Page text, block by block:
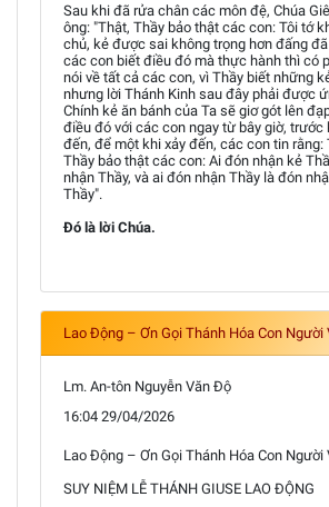
Sau khi đã rửa chân các môn đệ, Chúa
ông: "Thật, Thầy bảo thật các con: Tôi tớ
chủ, kẻ được sai không trọng hơn đấng
các con biết điều đó mà thực hành thì có
nói về tất cả các con, vì Thầy biết những
nhưng lời Thánh Kinh sau đây phải được
Chính kẻ ăn bánh của Ta sẽ giơ gót lên
điều đó với các con ngay từ bây giờ, trước
đến, để một khi xảy đến, các con tin rằng:
Thầy bảo thật các con: Ai đón nhận kẻ
nhận Thầy, và ai đón nhận Thầy là đón
Thầy".
Đó là lời Chúa.
Lao Động – Ơn Gọi Thánh Hóa Con Người
Lm. An-tôn Nguyễn Văn Độ
16:04 29/04/2026
Lao Động – Ơn Gọi Thánh Hóa Con Người
SUY NIỆM LỄ THÁNH GIUSE LAO ĐỘNG